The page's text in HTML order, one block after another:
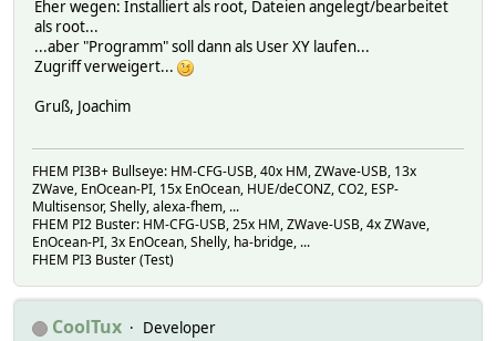
Eher wegen: Installiert als root, Dateien angelegt/bearbeitet
als root...
...aber "Programm" soll dann als User XY laufen...
Zugriff verweigert...
Gruß, Joachim
FHEM PI3B+ Bullseye: HM-CFG-USB, 40x HM, ZWave-USB, 13x
ZWave, EnOcean-PI, 15x EnOcean, HUE/deCONZ, CO2, ESP-
Multisensor, Shelly, alexa-fhem, ...
FHEM PI2 Buster: HM-CFG-USB, 25x HM, ZWave-USB, 4x ZWave,
EnOcean-PI, 3x EnOcean, Shelly, ha-bridge, ...
FHEM PI3 Buster (Test)
CoolTux
Developer